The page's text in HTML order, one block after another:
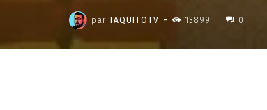
par TAQUITOTV - 13899 0